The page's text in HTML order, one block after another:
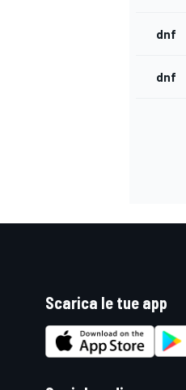
dnf
dnf
Scarica le tue app